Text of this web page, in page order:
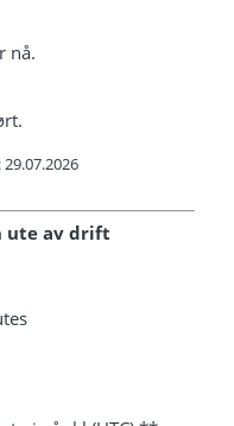
nå.
ute av drift